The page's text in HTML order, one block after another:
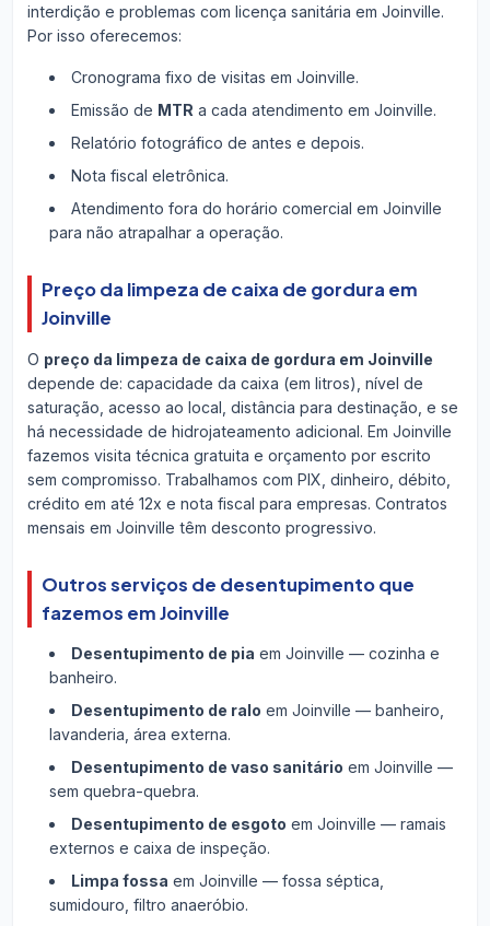
interdição e problemas com licença sanitária em Joinville.
Por isso oferecemos:
Cronograma fixo de visitas em Joinville.
Emissão de MTR a cada atendimento em Joinville.
Relatório fotográfico de antes e depois.
Nota fiscal eletrônica.
Atendimento fora do horário comercial em Joinville
para não atrapalhar a operação.
Preço da limpeza de caixa de gordura em
Joinville
O preço da limpeza de caixa de gordura em Joinville
depende de: capacidade da caixa (em litros), nível de
saturação, acesso ao local, distância para destinação, e se
há necessidade de hidrojateamento adicional. Em Joinville
fazemos visita técnica gratuita e orçamento por escrito
sem compromisso. Trabalhamos com PIX, dinheiro, débito,
crédito em até 12x e nota fiscal para empresas. Contratos
mensais em Joinville têm desconto progressivo.
Outros serviços de desentupimento que
fazemos em Joinville
Desentupimento de pia em Joinville — cozinha e
banheiro.
Desentupimento de ralo em Joinville — banheiro,
lavanderia, área externa.
Desentupimento de vaso sanitário em Joinville —
sem quebra-quebra.
Desentupimento de esgoto em Joinville — ramais
externos e caixa de inspeção.
Limpa fossa em Joinville — fossa séptica,
sumidouro, filtro anaeróbio.